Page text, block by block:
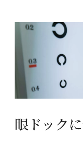
眼ドック